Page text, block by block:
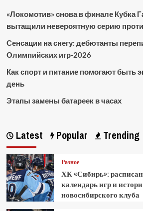
«Локомотив» снова в финале Кубка
вытащили невероятную серию
Сенсации на снегу: дебютанты
Олимпийских игр-2026
Как спорт и питание помогают быть
день
Этапы замены батареек в часах
Latest Popular Trending
Разное
ХК «Сибирь»:
календарь игр и
новосибирского клуба